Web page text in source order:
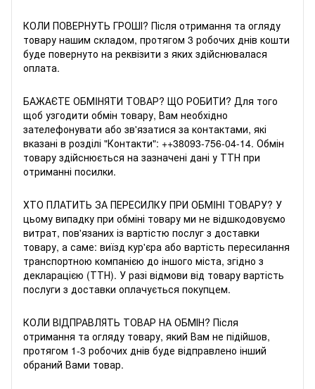
КОЛИ ПОВЕРНУТЬ ГРОШІ? Після отримання та огляду
товару нашим складом, протягом 3 робочих днів кошти
буде повернуто на реквізити з яких здійснювалася
оплата.
БАЖАЄТЕ ОБМIНЯТИ ТОВАР? ЩО РОБИТИ? Для того
щоб узгодити обмін товару, Вам необхідно
зателефонувати або зв'язатися за контактами, які
вказані в розділі "Контакти": ++38093-756-04-14. Обмін
товару здійснюється на зазначені дані у ТТН при
отриманні посилки.
ХТО ПЛАТИТЬ ЗА ПЕРЕСИЛКУ ПРИ ОБМIНI ТОВАРУ? У
цьому випадку при обміні товару ми не відшкодовуємо
витрат, пов'язаних із вартістю послуг з доставки
товару, а саме: виїзд кур'єра або вартість пересилання
транспортною компанією до іншого міста, згідно з
декларацією (ТТН). У разі відмови від товару вартість
послуги з доставки оплачується покупцем.
КОЛИ ВІДПРАВЛЯТЬ ТОВАР НА ОБМІН? Після
отримання та огляду товару, який Вам не підійшов,
протягом 1-3 робочих днів буде відправлено інший
обраний Вами товар.